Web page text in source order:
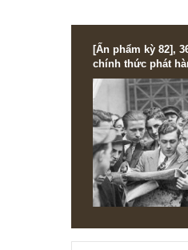
S.A.F.E Team
Ping
18/12/2017 at 5:58
Dạ cảm ơn anh chị đã
Anh chị có thể cho em
giá cổ phiếu mà anh chị
cổ phiếu của CMN là xấp
doanh thu của CMN được